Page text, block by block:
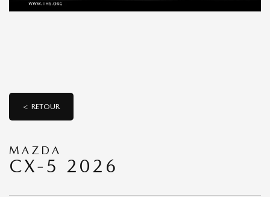
< RETOUR
MAZDA
CX-5 2026